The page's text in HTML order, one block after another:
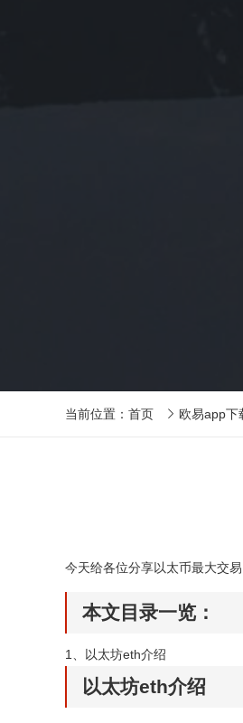
当前位置： 首页  欧易app下
今天给各位分享以太币最大交
本文目录一览：
1、 以太坊eth介绍
以太坊eth介绍